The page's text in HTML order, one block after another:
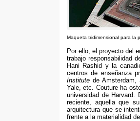
Maqueta tridimensional para la
Por ello, el proyecto del
trabajo responsabilidad
Hani Rashid y la
centros de enseñanza
Institute de Amsterdam,
Yale, etc. Couture ha
universidad de Harvard.
reciente, aquella que
arquitectura que se
frente a la materialidad